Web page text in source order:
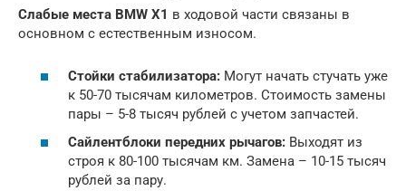
Слабые места BMW X1 в ходовой части связаны в
основном с естественным износом.
Стойки стабилизатора: Могут начать стучать уже
к 50-70 тысячам километров. Стоимость замены
пары – 5-8 тысяч рублей с учетом запчастей.
Сайлентблоки передних рычагов: Выходят из
строя к 80-100 тысячам км. Замена – 10-15 тысяч
рублей за пару.